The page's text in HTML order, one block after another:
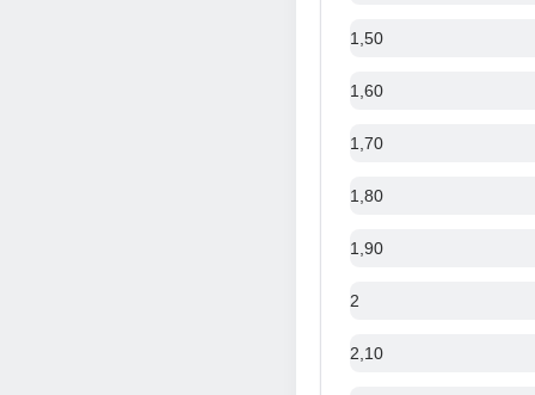
1,50
1,60
1,70
1,80
1,90
2
2,10